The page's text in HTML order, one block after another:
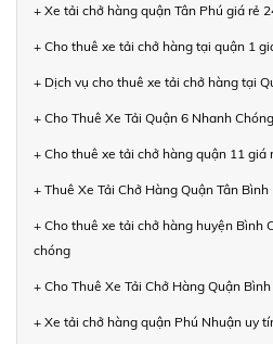
+ Xe tải chở hàng quận Tân Phú giá rẻ
+ Cho thuê xe tải chở hàng tại quận 1
+ Dịch vụ cho thuê xe tải chở hàng tại
+ Cho Thuê Xe Tải Quận 6 Nhanh
+ Cho thuê xe tải chở hàng quận 11 giá
+ Thuê Xe Tải Chở Hàng Quận Tân
+ Cho thuê xe tải chở hàng huyện Bình
chóng
+ Cho Thuê Xe Tải Chở Hàng Quận
+ Xe tải chở hàng quận Phú Nhuận uy